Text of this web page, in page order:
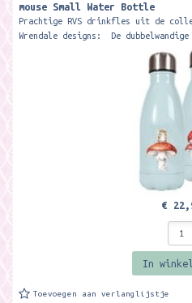
mouse Small Water Bottle
Prachtige RVS drinkfles uit de
Wrendale designs: De
€
In
Toevoegen aan verlanglijstje